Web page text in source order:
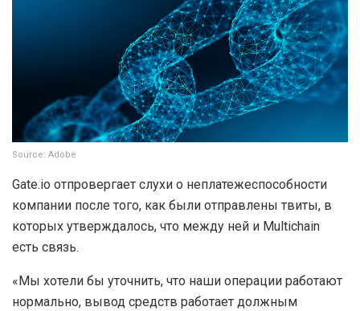
Source: Adobe
Gate.io отпровергает слухи о неплатежеспособности
компании после того, как были отправлены твиты, в
которых утверждалось, что между ней и Multichain
есть связь.
«Мы хотели бы уточнить, что наши операции работают
нормально, вывод средств работает должным